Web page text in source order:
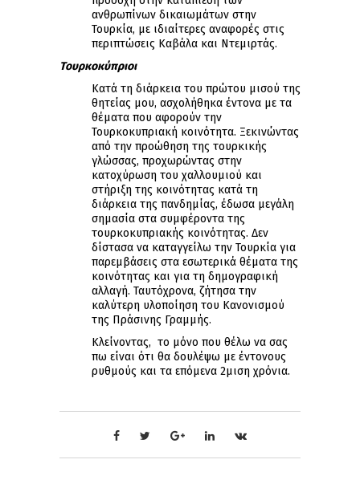
ανθρωπίνων δικαιωμάτων στην
Τουρκία, με ιδιαίτερες αναφορές στις
περιπτώσεις Καβάλα και Ντεμιρτάς.
Τουρκοκύπριοι
Κατά τη διάρκεια του πρώτου μισού της
θητείας μου, ασχολήθηκα έντονα με τα
θέματα που αφορούν την
Τουρκοκυπριακή κοινότητα. Ξεκινώντας
από την προώθηση της τουρκικής
γλώσσας, προχωρώντας στην
κατοχύρωση του χαλλουμιού και
στήριξη της κοινότητας κατά τη
διάρκεια της πανδημίας, έδωσα μεγάλη
σημασία στα συμφέροντα της
τουρκοκυπριακής κοινότητας. Δεν
δίστασα να καταγγείλω την Τουρκία για
παρεμβάσεις στα εσωτερικά θέματα της
κοινότητας και για τη δημογραφική
αλλαγή. Ταυτόχρονα, ζήτησα την
καλύτερη υλοποίηση του Κανονισμού
της Πράσινης Γραμμής.
Κλείνοντας, το μόνο που θέλω να σας
πω είναι ότι θα δουλέψω με έντονους
ρυθμούς και τα επόμενα 2μιση χρόνια.